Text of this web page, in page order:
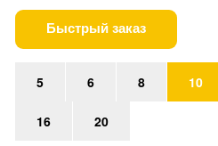
Быстрый заказ
5 6 8 10
16 20